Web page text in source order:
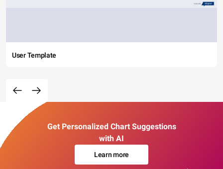
User Template
Get Personalized Chart Suggestions
with AI
Learn more